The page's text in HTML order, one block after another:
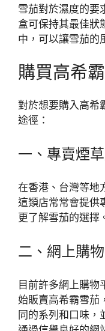
雪茄對於濕度的要
盒可保持其最佳狀
中，可以讓雪茄的
購買高希
對於想要購入高希
途徑：
一、專賣煙
在香港、台灣等地
這類店常常會提供
更了解雪茄的選擇
二、網上購
目前許多網上購
始販賣高希霸雪茄
同的系列和口味，